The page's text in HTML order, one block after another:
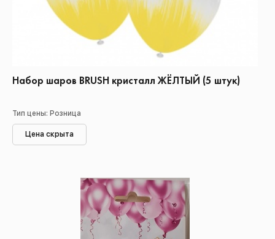
Набор шаров BRUSH кристалл ЖЁЛТЫЙ (5 штук)
Тип цены: Розница
Цена скрыта